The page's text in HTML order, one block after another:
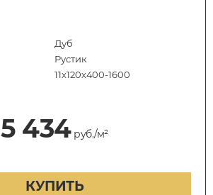
Дуб
Рустик
11х120х400-1600
5 434руб./м²
КУПИТЬ